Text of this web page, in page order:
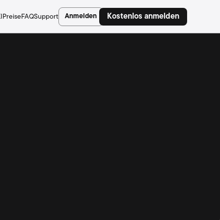
PreiseFAQSupport Anmelden Kostenlos anmelden